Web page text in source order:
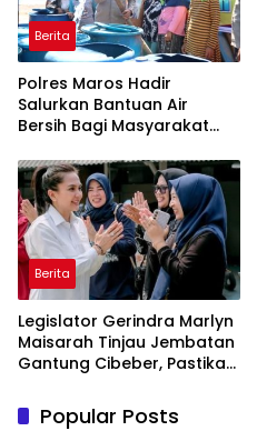
Berita
Polres Maros Hadir
Salurkan Bantuan Air
Bersih Bagi Masyarakat
Di Maros
Berita
Legislator Gerindra Marlyn
Maisarah Tinjau Jembatan
Gantung Cibeber, Pastikan
Popular Posts